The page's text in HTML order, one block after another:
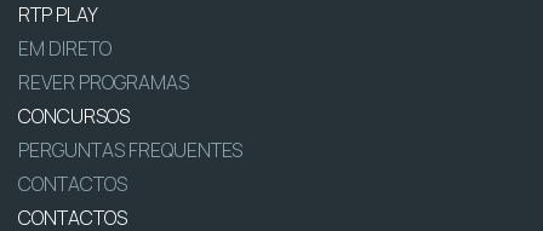
RTP PLAY
EM DIRETO
REVER PROGRAMAS
CONCURSOS
PERGUNTAS FREQUENTES
CONTACTOS
CONTACTOS